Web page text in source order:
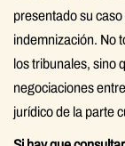
presentado su
indemnización. No
los tribunales, sino
negociaciones
jurídico de la parte